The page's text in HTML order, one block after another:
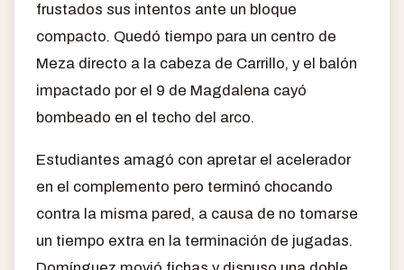
frustados sus intentos ante un bloque
compacto. Quedó tiempo para un centro de
Meza directo a la cabeza de Carrillo, y el balón
impactado por el 9 de Magdalena cayó
bombeado en el techo del arco.
Estudiantes amagó con apretar el acelerador
en el complemento pero terminó chocando
contra la misma pared, a causa de no tomarse
un tiempo extra en la terminación de jugadas.